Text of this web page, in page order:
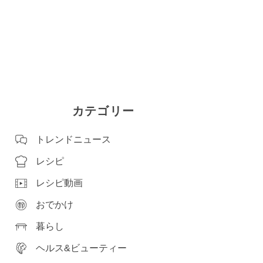
カテゴリー
トレンドニュース
レシピ
レシピ動画
おでかけ
暮らし
ヘルス&ビューティー